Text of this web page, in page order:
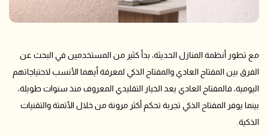
مع تطور أنظمة المنازل الحديثة، بدأ كثير من المستخدمين في البحث عن
الفرق بين المفتاح العادي والمفتاح الذكي لمعرفة أيهما الأنسب لاحتياجاتهم
اليومية، فالمفتاح العادي يعد الخيار التقليدي المعروف منذ سنوات طويلة،
بينما يوفر المفتاح الذكي تجربة تحكم أكثر مرونة من خلال الأتمتة والتقنيات
الذكية.